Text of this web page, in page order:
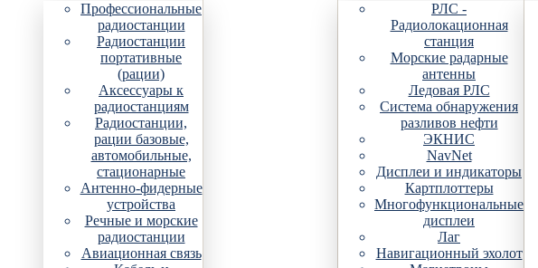
Профессиональные
радиостанции
Радиостанции
портативные
(рации)
Аксессуары к
радиостанциям
Радиостанции,
рации базовые,
автомобильные,
стационарные
Антенно-фидерные
устройства
Речные и морские
радиостанции
Авиационная связь
РЛС -
Радиолокационная
станция
Морские радарные
антенны
Ледовая РЛС
Система обнаружения
разливов нефти
ЭКНИС
NavNet
Дисплеи и индикаторы
Картплоттеры
Многофункциональные
дисплеи
Лаг
Навигационный эхолот